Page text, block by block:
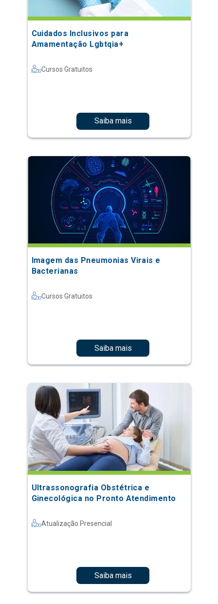
Cuidados Inclusivos para
Amamentação Lgbtqia+
Cursos Gratuitos
Saiba mais
Imagem das Pneumonias Virais e
Bacterianas
Cursos Gratuitos
Saiba mais
Ultrassonografia Obstétrica e
Ginecológica no Pronto Atendimento
Atualização Presencial
Saiba mais